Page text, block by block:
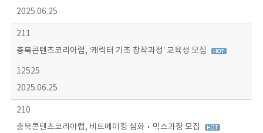
2025.06.25
211
충북콘텐츠코리아랩, ‘캐릭터 기초 창작과정’ 교육생 모집
12525
2025.06.25
210
충북콘텐츠코리아랩, 비트메이킹 심화‧믹스과정 모집